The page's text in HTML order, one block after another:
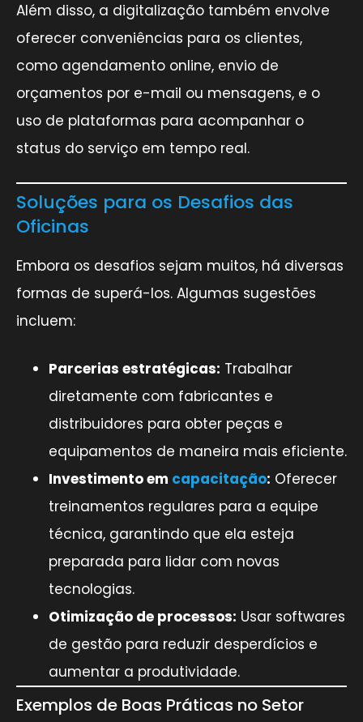
Além disso, a digitalização também envolve
oferecer conveniências para os clientes,
como agendamento online, envio de
orçamentos por e-mail ou mensagens, e o
uso de plataformas para acompanhar o
status do serviço em tempo real.
Soluções para os Desafios das
Oficinas
Embora os desafios sejam muitos, há diversas
formas de superá-los. Algumas sugestões
incluem:
Parcerias estratégicas: Trabalhar
diretamente com fabricantes e
distribuidores para obter peças e
equipamentos de maneira mais eficiente.
Investimento em capacitação: Oferecer
treinamentos regulares para a equipe
técnica, garantindo que ela esteja
preparada para lidar com novas
tecnologias.
Otimização de processos: Usar softwares
de gestão para reduzir desperdícios e
aumentar a produtividade.
Exemplos de Boas Práticas no Setor